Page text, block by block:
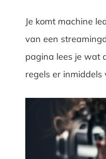
Je komt machine
van een
pagina lees je wat
regels er inmiddels